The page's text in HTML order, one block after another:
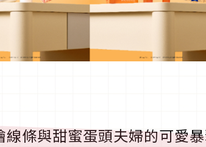
條與甜蜜蛋頭夫婦的可愛